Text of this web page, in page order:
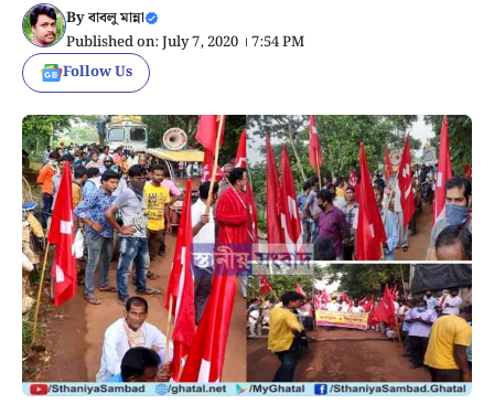
Byবাবলু মান্না
Published on: July 7, 2020 । 7:54 PM
Follow Us